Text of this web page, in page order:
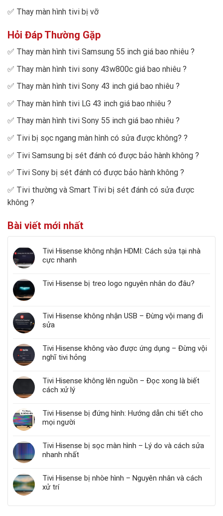
✅ Thay màn hình tivi bị vỡ
Hỏi Đáp Thường Gặp
✅ Thay màn hình tivi Samsung 55 inch giá bao nhiêu ?
✅ Thay màn hình tivi sony 43w800c giá bao nhiêu ?
✅ Thay màn hình tivi Sony 43 inch giá bao nhiêu ?
✅ Thay màn hình tivi LG 43 inch giá bao nhiêu ?
✅ Thay màn hình tivi Sony 55 inch giá bao nhiêu ?
✅ Tivi bị sọc ngang màn hình có sửa được không? ?
✅ Tivi Samsung bị sét đánh có được bảo hành không ?
✅ Tivi Sony bị sét đánh có được bảo hành không ?
✅ Tivi thường và Smart Tivi bị sét đánh có sửa được
không ?
Bài viết mới nhất
Tivi Hisense không nhận HDMI: Cách sửa tại nhà
cực nhanh
Tivi Hisense bị treo logo nguyên nhân do đâu?
Tivi Hisense không nhận USB – Đừng vội mang đi
sửa
Tivi Hisense không vào được ứng dụng – Đừng vội
nghĩ tivi hỏng
Tivi Hisense không lên nguồn – Đọc xong là biết
cách xử lý
Tivi Hisense bị đứng hình: Hướng dẫn chi tiết cho
mọi người
Tivi Hisense bị sọc màn hình – Lý do và cách sửa
nhanh nhất
Tivi Hisense bị nhòe hình – Nguyên nhân và cách
xử trí